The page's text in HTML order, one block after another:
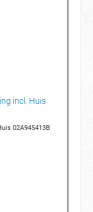
incl. Huis
02A945413B